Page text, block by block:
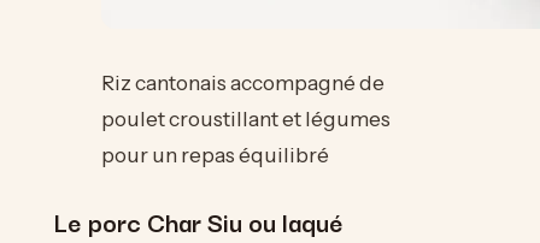
Riz cantonais accompagné de
poulet croustillant et légumes
pour un repas équilibré
Le porc Char Siu ou laqué